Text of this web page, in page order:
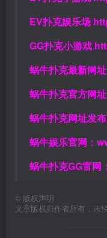
EV扑克娱乐场
GG扑克小游戏
蜗牛扑克最新网址
蜗牛扑克官方网址
蜗牛扑克网址发布
蜗牛娱乐官网：
蜗牛扑克GG官网：
© 版权声明
文章版权归作者所有，未